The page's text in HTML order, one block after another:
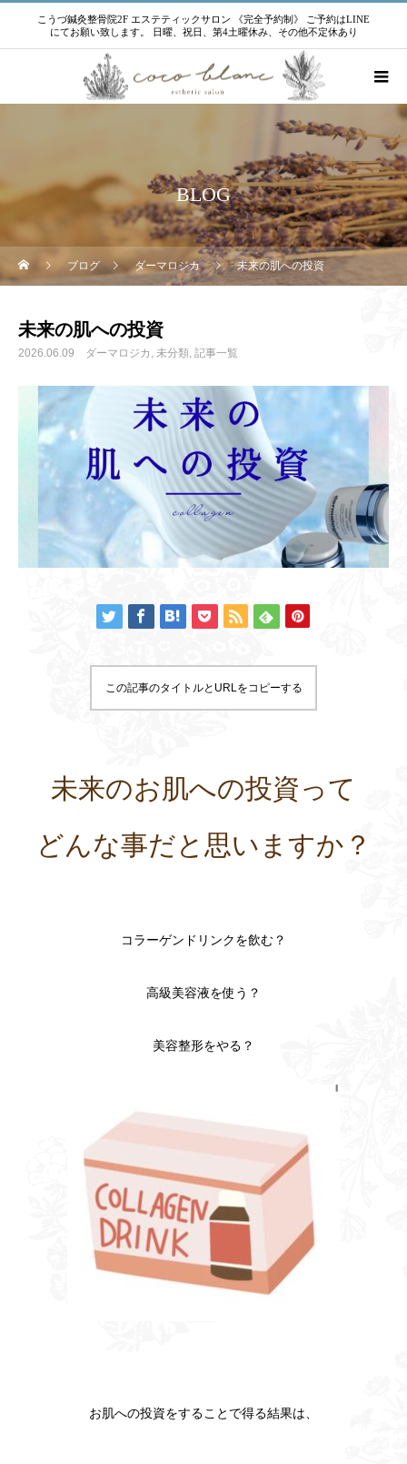
こうづ鍼灸整骨院2F エステティックサロン 《完全予約制》 ご予約はLINE
にてお願い致します。 日曜、祝日、第4土曜休み、その他不定休あり
BLOG
ブログ ダーマロジカ 未来の肌への投資
未来の肌への投資
2026.06.09 ダーマロジカ 未分類 記事一覧
この記事のタイトルとURLをコピーする
未来のお肌への投資って
どんな事だと思いますか？
コラーゲンドリンクを飲む？
高級美容液を使う？
美容整形をやる？
お肌への投資をすることで得る結果は、